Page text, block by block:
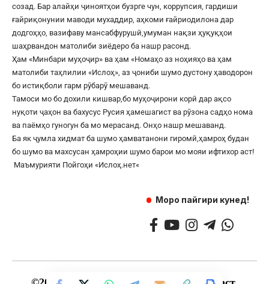
созад. Бар алайҳи ҷиноятҳои бузрге чун, коррупсия, гардиши
ғайриқонунии маводи мухаддир, аҳкоми ғайриодилона дар
додгоҳҳо, вазифаву мансабфурушӣ,умуман нақзи ҳуқуқҳои
шаҳрвандон матолиби зиёдеро ба нашр расонд.
Ҳам «Минбари муҳоҷир» ва ҳам «Номаҳо аз ноҳияҳо ва ҳам
матолиби таҳлилии «Ислоҳ», аз ҷониби шумо дустону ҳаводорон
бо истиқболи гарм рӯбарӯ мешаванд.
Тамоси мо бо дохили кишвар,бо муҳоҷирони корӣ дар ақсо
нуқоти ҷаҳон ва бахусус Русия ҳамешагист ва рӯзона садҳо нома
ва паёмҳо гуногун ба мо мерасанд. Онҳо нашр мешаванд.
Ба як ҷумла хидмат ба шумо ҳамватанони гиромӣ,ҳамроҳ будан
бо шумо ва махсусан ҳамроҳии шумо барои мо мояи ифтихор аст!
Маъмурияти Пойгоҳи «Ислоҳ.нет«
Моро пайгири кунед!